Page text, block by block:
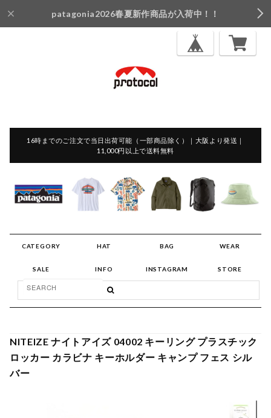
patagonia2026春夏新作商品が入荷中！！
16時までのご注文で当日出荷可能（一部商品除く）｜大阪より発送｜
11,000円以上で送料無料
CATEGORY HAT BAG WEAR
SALE INFO INSTAGRAM STORE
NITEIZE ナイトアイズ 04002 キーリング プラスチック
ロッカー カラビナ キーホルダー キャンプ フェス シル
バー